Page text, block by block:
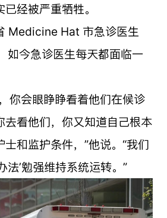
经被严重牺牲。
Medicine Hat 市急诊医生
如今急诊医生每天都面临一
你会眼睁睁看着他们在候诊
去看他们，你又知道自己根本
和监护条件，”他说。“我们
法’勉强维持系统运转。”